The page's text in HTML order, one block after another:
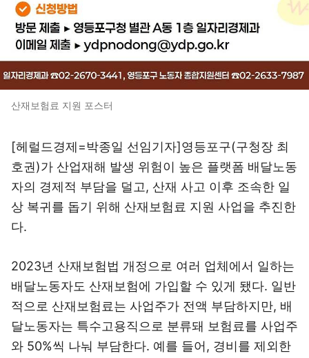
산재보험료 지원 포스터
[헤럴드경제=박종일 선임기자]영등포구(구청장 최
호권)가 산업재해 발생 위험이 높은 플랫폼 배달노동
자의 경제적 부담을 덜고, 산재 사고 이후 조속한 일
상 복귀를 돕기 위해 산재보험료 지원 사업을 추진한
다.
2023년 산재보험법 개정으로 여러 업체에서 일하는
배달노동자도 산재보험에 가입할 수 있게 됐다. 일반
적으로 산재보험료는 사업주가 전액 부담하지만, 배
달노동자는 특수고용직으로 분류돼 보험료를 사업주
와 50%씩 나눠 부담한다. 예를 들어, 경비를 제외한